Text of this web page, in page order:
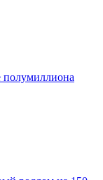
полумиллиона